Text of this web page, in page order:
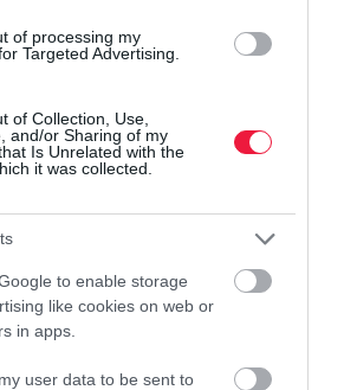
of processing my
Targeted Advertising.
of Collection, Use,
and/or Sharing of my
Is Unrelated with the
it was collected.
to enable storage
like cookies on web or
in apps.
user data to be sent to